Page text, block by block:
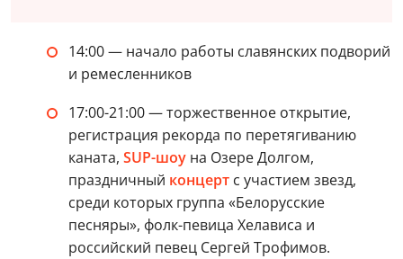
14:00 — начало работы славянских подворий
и ремесленников
17:00-21:00 — торжественное открытие,
регистрация рекорда по перетягиванию
каната, SUP-шоу на Озере Долгом,
праздничный концерт с участием звезд,
среди которых группа «Белорусские
песняры», фолк-певица Хелависа и
российский певец Сергей Трофимов.